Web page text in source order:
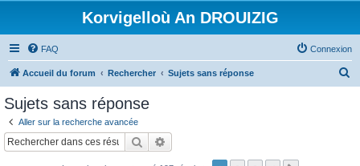
Korvigelloù An DROUIZIG
FAQ Connexion
Accueil du forum Rechercher Sujets sans réponse
Sujets sans réponse
Aller sur la recherche avancée
Rechercher